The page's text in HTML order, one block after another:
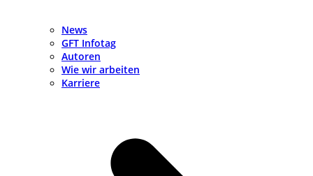
News
GFT Infotag
Autoren
Wie wir arbeiten
Karriere